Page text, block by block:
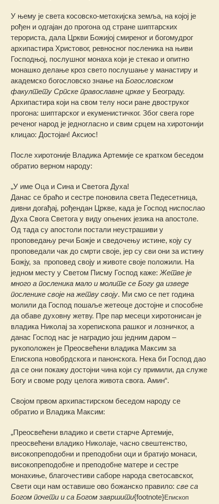
У њему је света косовско-метохијска земља, на којој је
рођен и одгајан до прогона од стране шиптарских
терориста, дала Цркви Божијој смиреног и богомудрог
архипастира Христовог, ревносног посленика на њиви
Господњој, послушног монаха који је стекао и опитно
монашко делање кроз свето послушање у манастиру и
академско богословско знање наБогословском
факултету Српске православне цркве у Београду.
Архипастира који на свом телу носи ране двоструког
прогона: шиптарског и екуменистичког. Због свега горе
реченог народ је једногласно и свим срцем на хиротонији
клицао: Достојан! Аксиос!
После хиротоније Владика Артемије се кратком беседом
обратио верном народу:
„У име Оца и Сина и Светога Духа!
Данас се браћо и сестре поновила света Педесетница,
дивни догађај, рођендан Цркве, када је Господ ниспослао
Духа Свога Светога у виду огњених језика на апостоле.
Од тада су апостоли постали неустрашиви у
проповедању речи Божје и сведочењу истине, коју су
проповедали чак до смрти своје, јер су сви они за истину
Божју, за проповед своју и животе своје положили. На
једном месту у Светом Писму Господ каже:Жетве је
много а посленика мало и молите се Богу да изведе
посленике своје на жетву своју. Ми смо се пет година
молили да Господ пошаље жетеоце достојне и способне
да обаве духовну жетву. Пре пар месеци хиротонисан је
владика Николај за хорепископа рашког и лозничког, а
данас Господ нас је наградио још једним даром –
рукоположен је Преосвећени владика Максим за
Епископа новобрдскога и панонскога. Нека би Господ дао
да се они покажу достојни чина који су примили, да служе
Богу и своме роду целога живота свога. Амин“.
Својом првом архипастирском беседом народу се
обратио и Владика Максим:
„Преосвећени владико и свети старче Артемије,
преосвећени владико Николаје, часно свештенство,
високопреподобни и преподобни оци и братијо монаси,
високопреподобне и преподобне матере и сестре
монахиње, благочестиви саборе народа светосавског,
Свети оци нам оставише ово божанско правило:све са
Богом почети и са Богом завршити{footnote}Епископ